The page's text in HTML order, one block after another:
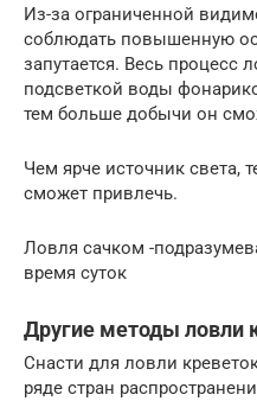
Из-за ограниченной
соблюдать повышенную
запутается. Весь процесс
подсветкой воды
тем больше добычи он
Чем ярче источник света,
сможет привлечь.
Ловля сачком -
время суток
Другие методы ловли
Снасти для ловли
ряде стран